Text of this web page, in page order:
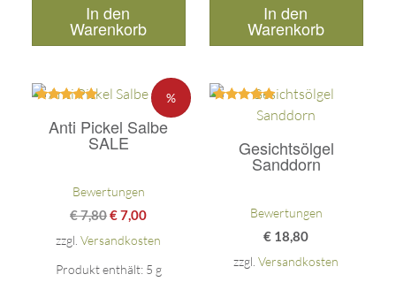
In den
Warenkorb
In den
Warenkorb
%
Anti Pickel Salbe
SALE
mit
5.00
Bewertungen
€7,80€7,00
zzgl.Versandkosten
Produkt enthält: 5 g
Gesichtsölgel
Sanddorn
Bewertet
von 5
Bewertungen
€ 18,80
zzgl.Versandkosten